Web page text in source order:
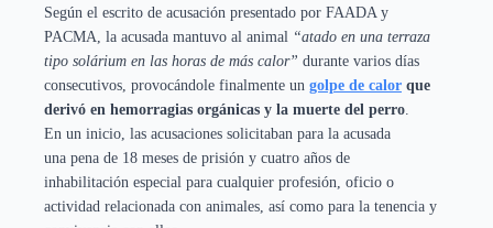
Según el escrito de acusación presentado por FAADA y
PACMA, la acusada mantuvo al animal “atado en una terraza
tipo solárium en las horas de más calor” durante varios días
consecutivos, provocándole finalmente un golpe de calor que
derivó en hemorragias orgánicas y la muerte del perro.
En un inicio, las acusaciones solicitaban para la acusada
una pena de 18 meses de prisión y cuatro años de
inhabilitación especial para cualquier profesión, oficio o
actividad relacionada con animales, así como para la tenencia y